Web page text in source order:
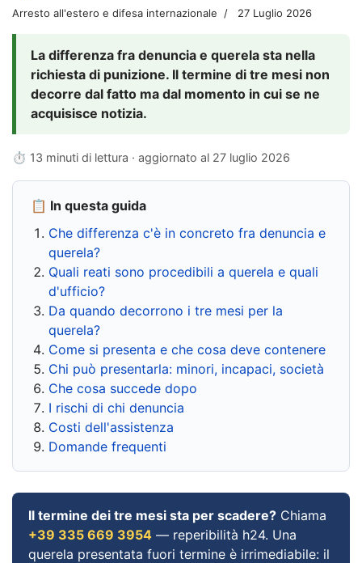
Arresto all'estero e difesa internazionale 27 Luglio 2026
La differenza fra denuncia e querela sta nella
richiesta di punizione. Il termine di tre mesi non
decorre dal fatto ma dal momento in cui se ne
acquisisce notizia.
⏱ 13 minuti di lettura · aggiornato al 27 luglio 2026
📋 In questa guida
Che differenza c'è in concreto fra denuncia e
querela?
Quali reati sono procedibili a querela e quali
d'ufficio?
Da quando decorrono i tre mesi per la
querela?
Come si presenta e che cosa deve contenere
Chi può presentarla: minori, incapaci, società
Che cosa succede dopo
I rischi di chi denuncia
Costi dell'assistenza
Domande frequenti
Il termine dei tre mesi sta per scadere? Chiama
+39 335 669 3954 — reperibilità h24. Una
querela presentata fuori termine è irrimediabile: il